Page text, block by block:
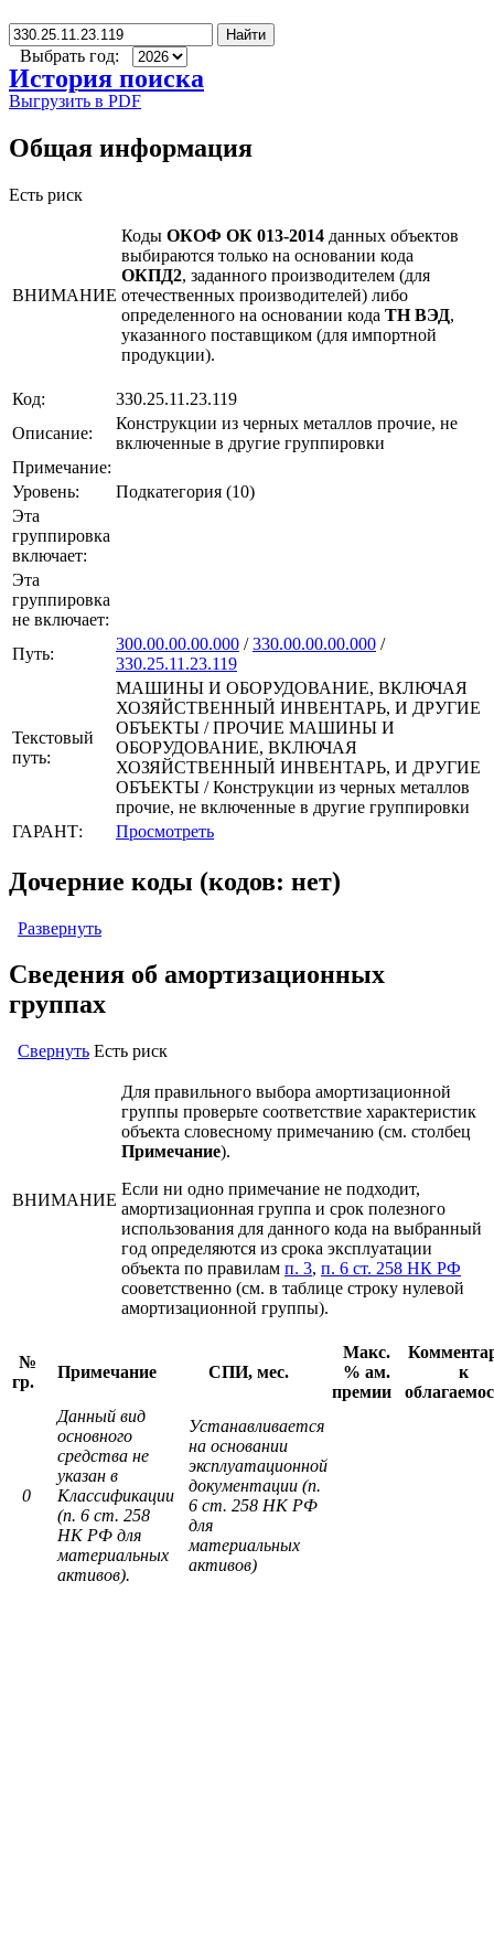
Найти
Выбрать год:
История поиска
Выгрузить в PDF
Общая информация
Есть риск
ВНИМАНИЕ
Коды ОКОФ ОК 013-2014 данных объектов
выбираются только на основании кода
ОКПД2, заданного производителем (для
отечественных производителей) либо
определенного на основании кода ТН ВЭД,
указанного поставщиком (для импортной
продукции).
Код:
330.25.11.23.119
Описание:
Конструкции из черных металлов прочие, не
включенные в другие группировки
Примечание:
Уровень:
Подкатегория (10)
Эта
группировка
включает:
Эта
группировка
не включает:
Путь:
300.00.00.00.000 /330.00.00.00.000 /
330.25.11.23.119
Текстовый
путь:
МАШИНЫ И ОБОРУДОВАНИЕ, ВКЛЮЧАЯ
ХОЗЯЙСТВЕННЫЙ ИНВЕНТАРЬ, И ДРУГИЕ
ОБЪЕКТЫ / ПРОЧИЕ МАШИНЫ И
ОБОРУДОВАНИЕ, ВКЛЮЧАЯ
ХОЗЯЙСТВЕННЫЙ ИНВЕНТАРЬ, И ДРУГИЕ
ОБЪЕКТЫ / Конструкции из черных металлов
прочие, не включенные в другие группировки
ГАРАНТ:
Просмотреть
Дочерние коды (кодов: нет)
Развернуть
Сведения об амортизационных
группах
Свернуть Есть риск
ВНИМАНИЕ
Для правильного выбора амортизационной
группы проверьте соответствие характеристик
объекта словесному примечанию (см. столбец
Примечание).
Если ни одно примечание не подходит,
амортизационная группа и срок полезного
использования для данного кода на выбранный
год определяются из срока эксплуатации
объекта по правилам п. 3, п. 6 ст. 258 НК РФ
сооветственно (см. в таблице строку нулевой
амортизационной группы).
№
гр.
Примечание СПИ, мес.
Макс.
% ам.
премии
к
0
Данный вид
основного
средства не
указан в
Классификации
(п. 6 ст. 258
НК РФ для
материальных
активов).
Устанавливается
на основании
эксплуатационной
документации (п.
6 ст. 258 НК РФ
для
материальных
активов)